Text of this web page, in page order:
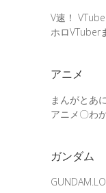
V速！
ホロVTuber
アニメ
まんがとあ
アニメ〇わ
ガンダム